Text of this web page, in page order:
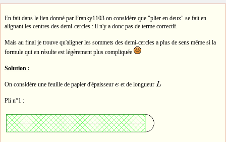
En fait dans le lien donné par Franky1103 on considère que "plier en deux" se fait en
alignant les centres des demi-cercles : il n'y a donc pas de terme correctif.
Mais au final je trouve qu'aligner les sommets des demi-cercles a plus de sens même si la
formule qui en résulte est légèrement plus compliquée
Solution :
On considère une feuille de papier d'épaisseur e
e et de longueur L
L
Pli n°1 :